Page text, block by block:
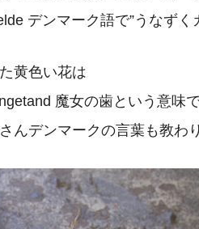
デンマーク語で”うなずく
黄色い花は
魔女の歯という意味
んデンマークの言葉も教わ